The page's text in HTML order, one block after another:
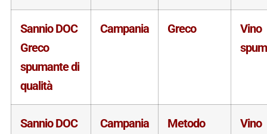
Sannio DOC
Greco
spumante di
qualità
Campania Greco
Vino
Sannio DOC
Campania
Metodo
Vino